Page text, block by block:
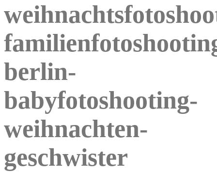
berlin-
babyfotoshooting-
weihnachten-
geschwister